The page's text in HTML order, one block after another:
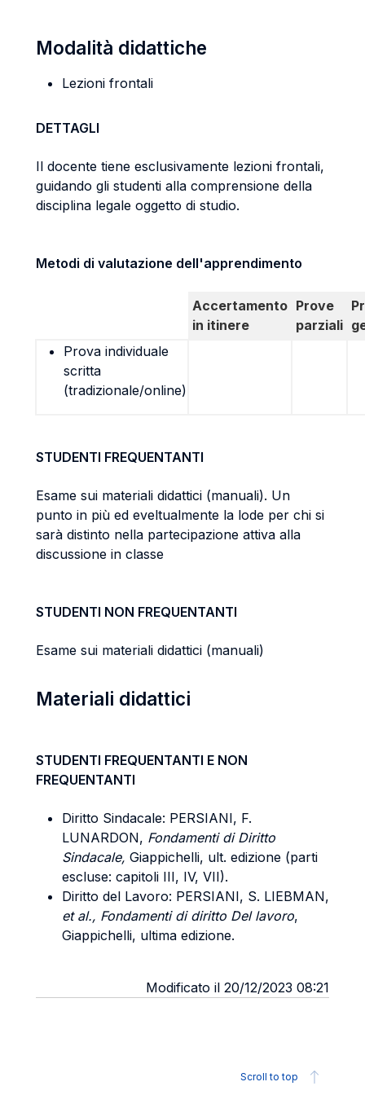
Modalità didattiche
Lezioni frontali
DETTAGLI
Il docente tiene esclusivamente lezioni frontali,
guidando gli studenti alla comprensione della
disciplina legale oggetto di studio.
Metodi di valutazione dell'apprendimento
Accertamento
in itinere
Prove
parziali
Prova individuale
scritta
(tradizionale/online)
STUDENTI FREQUENTANTI
Esame sui materiali didattici (manuali). Un
punto in più ed eveltualmente la lode per chi si
sarà distinto nella partecipazione attiva alla
discussione in classe
STUDENTI NON FREQUENTANTI
Esame sui materiali didattici (manuali)
Materiali didattici
STUDENTI FREQUENTANTI E NON
FREQUENTANTI
Diritto Sindacale: PERSIANI, F.
LUNARDON, Fondamenti di Diritto
Sindacale, Giappichelli, ult. edizione (parti
escluse: capitoli III, IV, VII).
Diritto del Lavoro: PERSIANI, S. LIEBMAN,
et al., Fondamenti di diritto Del lavoro,
Giappichelli, ultima edizione.
Modificato il 20/12/2023 08:21
Scroll to top